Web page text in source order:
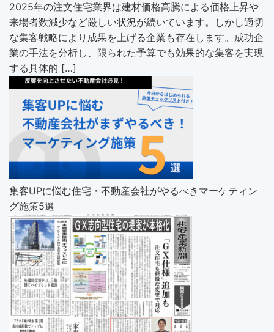
2025年の注文住宅業界は建材価格高騰による価格上昇や
来場者数減少など厳しい状況が続いています。しかし適切
な集客戦略により成果を上げる企業も存在します。成功企
業の手法を分析し、限られた予算でも効果的な集客を実現
する具体的 […]
集客UPに悩む住宅・不動産会社がやるべきマーケティン
グ施策5選